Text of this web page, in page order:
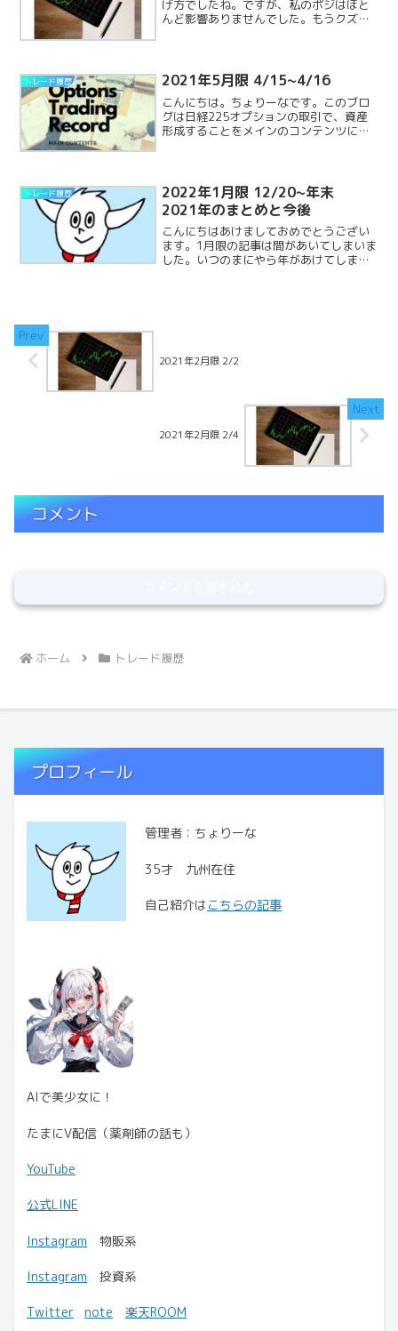
げ方でしたね。ですが、私のポジはほと
んど影響ありませんでした。もうクズオ
びは少ないですが、ゆっくReadMore...
トレード履歴 2021年5月限 4/15~4/16
こんにちは。ちょりーなです。このブロ
グは日経225オプションの取引で、資産
形成することをメインのコンテンツにし
少ない一日でしたしかReadMore...
トレード履歴
2022年1月限 12/20~年末
2021年のまとめと今後
こんにちはあけましておめでとうござい
ます。1月限の記事は間があいてしまいま
した。いつのまにやら年があけてしまい
2021年2月限 2/2
2021年2月限 2/4
コメント
ホーム トレード履歴
プロフィール
管理者：ちょりーな
35才 九州在住
自己紹介はこちらの記事
AIで美少女に！
たまにV配信（薬剤師の話も）
YouTube
公式LINE
Instagram 物販系
Instagram 投資系
Twitter note 楽天ROOM